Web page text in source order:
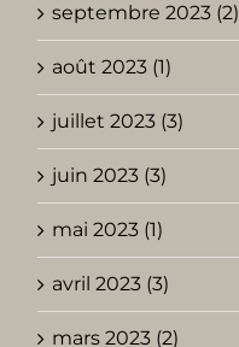
septembre 2023 (2)
août 2023 (1)
juillet 2023 (3)
juin 2023 (3)
mai 2023 (1)
avril 2023 (3)
mars 2023 (2)